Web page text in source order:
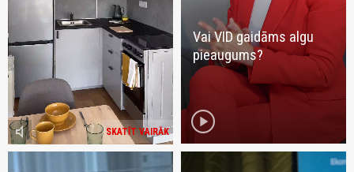
SKATĪT VAIRĀK
volume_mute
Vai VID gaidāms algu
pieaugums?
play_circle